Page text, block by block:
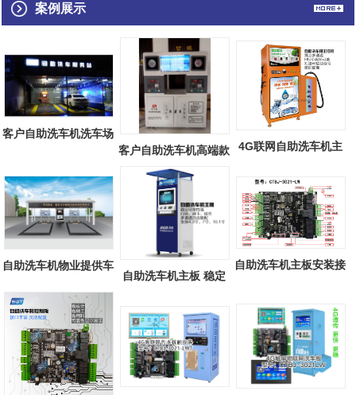
案例展示
客户自助洗车机洗车场
客户自助洗车机高端款
4G联网自助洗车机主
自助洗车机物业提供车
自助洗车机主板 稳定
自助洗车机主板安装接